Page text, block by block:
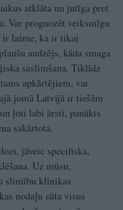
atklāta un jutīga pret
Var prognozēt veiksmīgu
ir laime, ka ir tikai
audzējs, kāda smaga
saslimšana. Tiklīdz
apkārtējiem, var
jomā Latvijā ir tiešām
ļoti labi ārsti, panākts
sakārtota.
jāveic specifiska,
Uz mūsu,
slimību klīnikas
nodaļu sūta visus